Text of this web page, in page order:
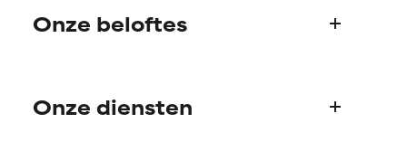
Onze beloftes
Paula's verhaal
Onze diensten